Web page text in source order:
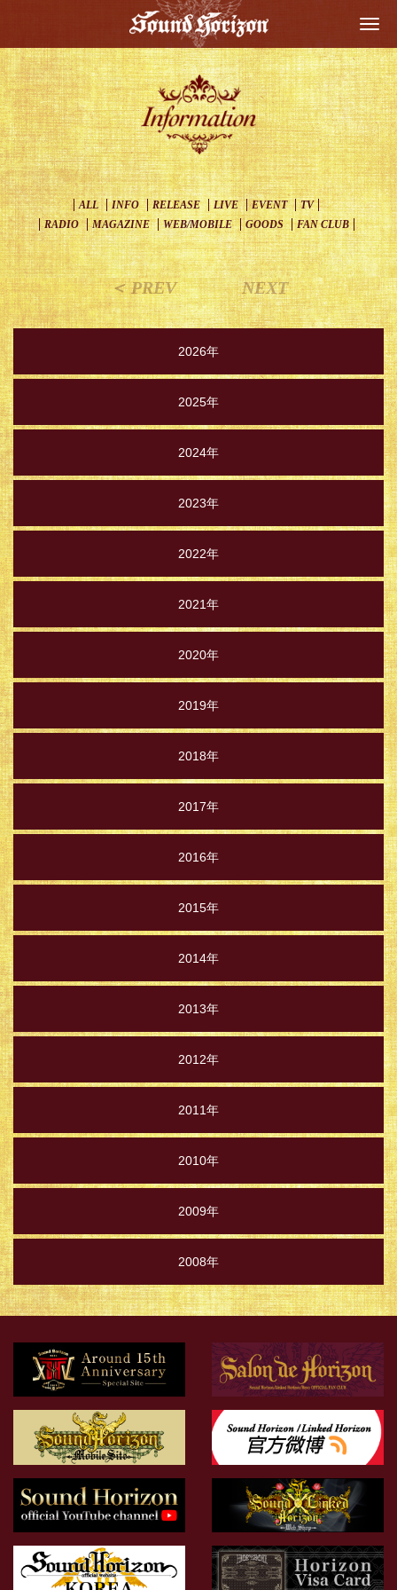
ALL INFO RELEASE LIVE EVENT
TV
RADIO
MAGAZINE WEB/MOBILE GOODS FAN CLUB
＜ PREV NEXT
2026年
2025年
2024年
2023年
2022年
2021年
2020年
2019年
2018年
2017年
2016年
2015年
2014年
2013年
2012年
2011年
2010年
2009年
2008年